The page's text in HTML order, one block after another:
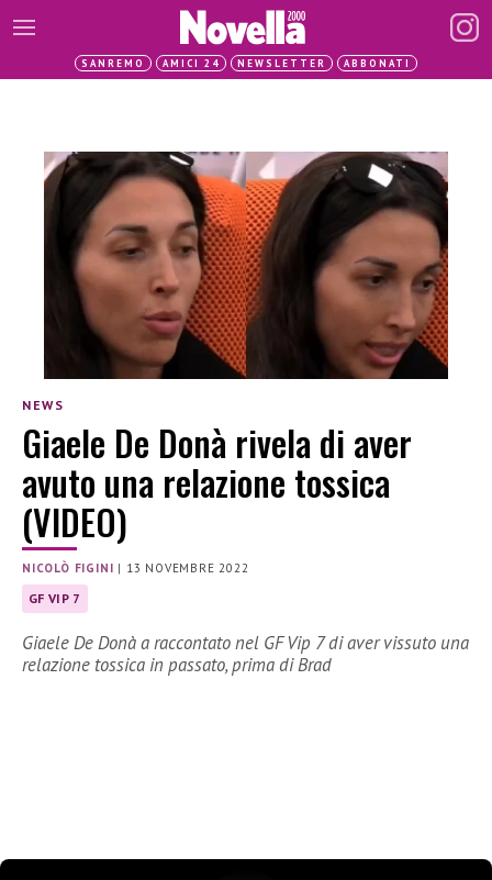
SANREMO AMICI 24 NEWSLETTER ABBONATI
NEWS
Giaele De Donà rivela di aver
avuto una relazione tossica
(VIDEO)
NICOLÒ FIGINI | 13 NOVEMBRE 2022
GF VIP 7
Giaele De Donà a raccontato nel GF Vip 7 di aver vissuto una
relazione tossica in passato, prima di Brad